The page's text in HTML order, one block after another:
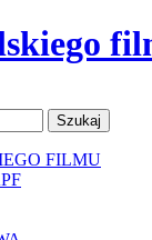
FILMU